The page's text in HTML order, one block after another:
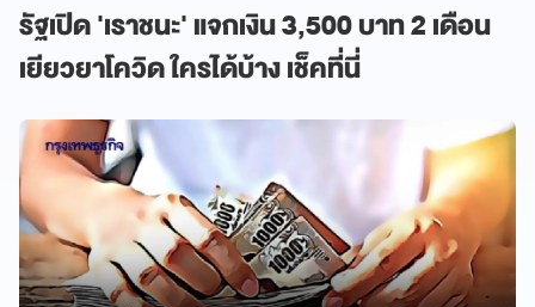
รัฐเปิด 'เราชนะ' แจกเงิน 3,500 บาท 2 เดือน
เยียวยาโควิด ใครได้บ้าง เช็คที่นี่